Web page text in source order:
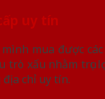
uy tín
mua được
trò xấu nhằm
chỉ uy tín.